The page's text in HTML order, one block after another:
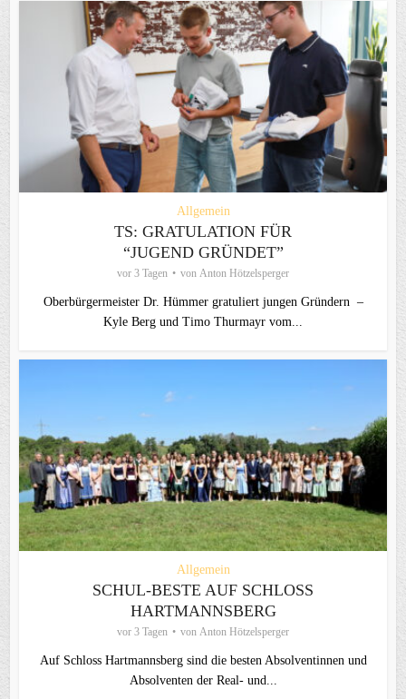
Allgemein
TS: GRATULATION FÜR
“JUGEND GRÜNDET”
vor 3 Tagen von Anton Hötzelsperger
Oberbürgermeister Dr. Hümmer gratuliert jungen Gründern –
Kyle Berg und Timo Thurmayr vom...
Allgemein
SCHUL-BESTE AUF SCHLOSS
HARTMANNSBERG
vor 3 Tagen von Anton Hötzelsperger
Auf Schloss Hartmannsberg sind die besten Absolventinnen und
Absolventen der Real- und...